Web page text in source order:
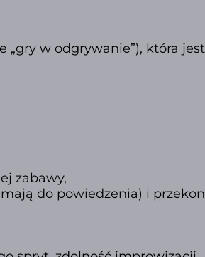
„gry w odgrywanie”), która jest
zabawy,
do powiedzenia) i